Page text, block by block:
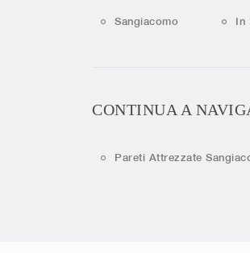
Sangiacomo In
CONTINUA A
Pareti Attrezzate